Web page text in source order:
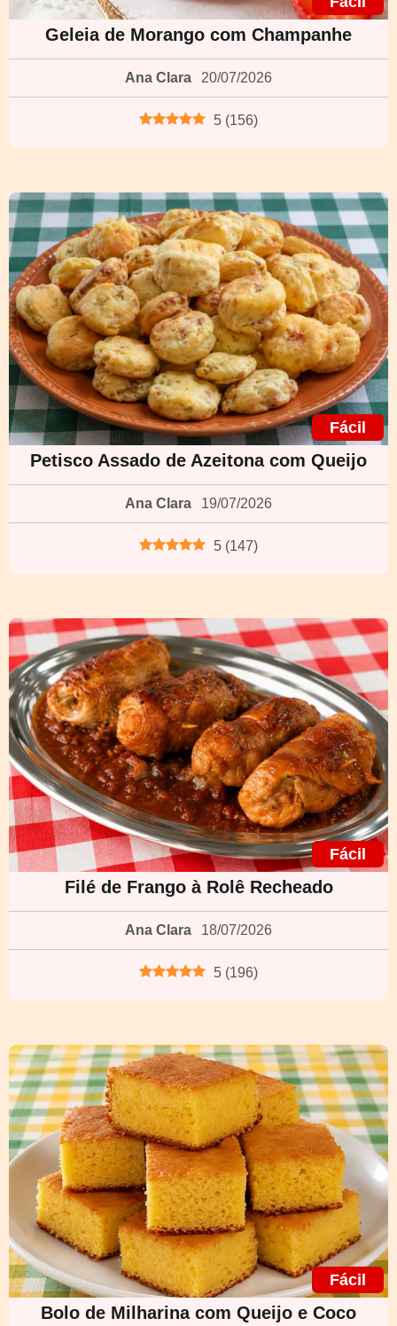
Geleia de Morango com Champanhe
Ana Clara 20/07/2026
5 (156)
Fácil
Petisco Assado de Azeitona com Queijo
Ana Clara 19/07/2026
5 (147)
Fácil
Filé de Frango à Rolê Recheado
Ana Clara 18/07/2026
5 (196)
Fácil
Bolo de Milharina com Queijo e Coco